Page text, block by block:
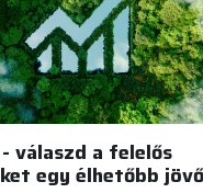
- válaszd a felelős
egy élhetőbb